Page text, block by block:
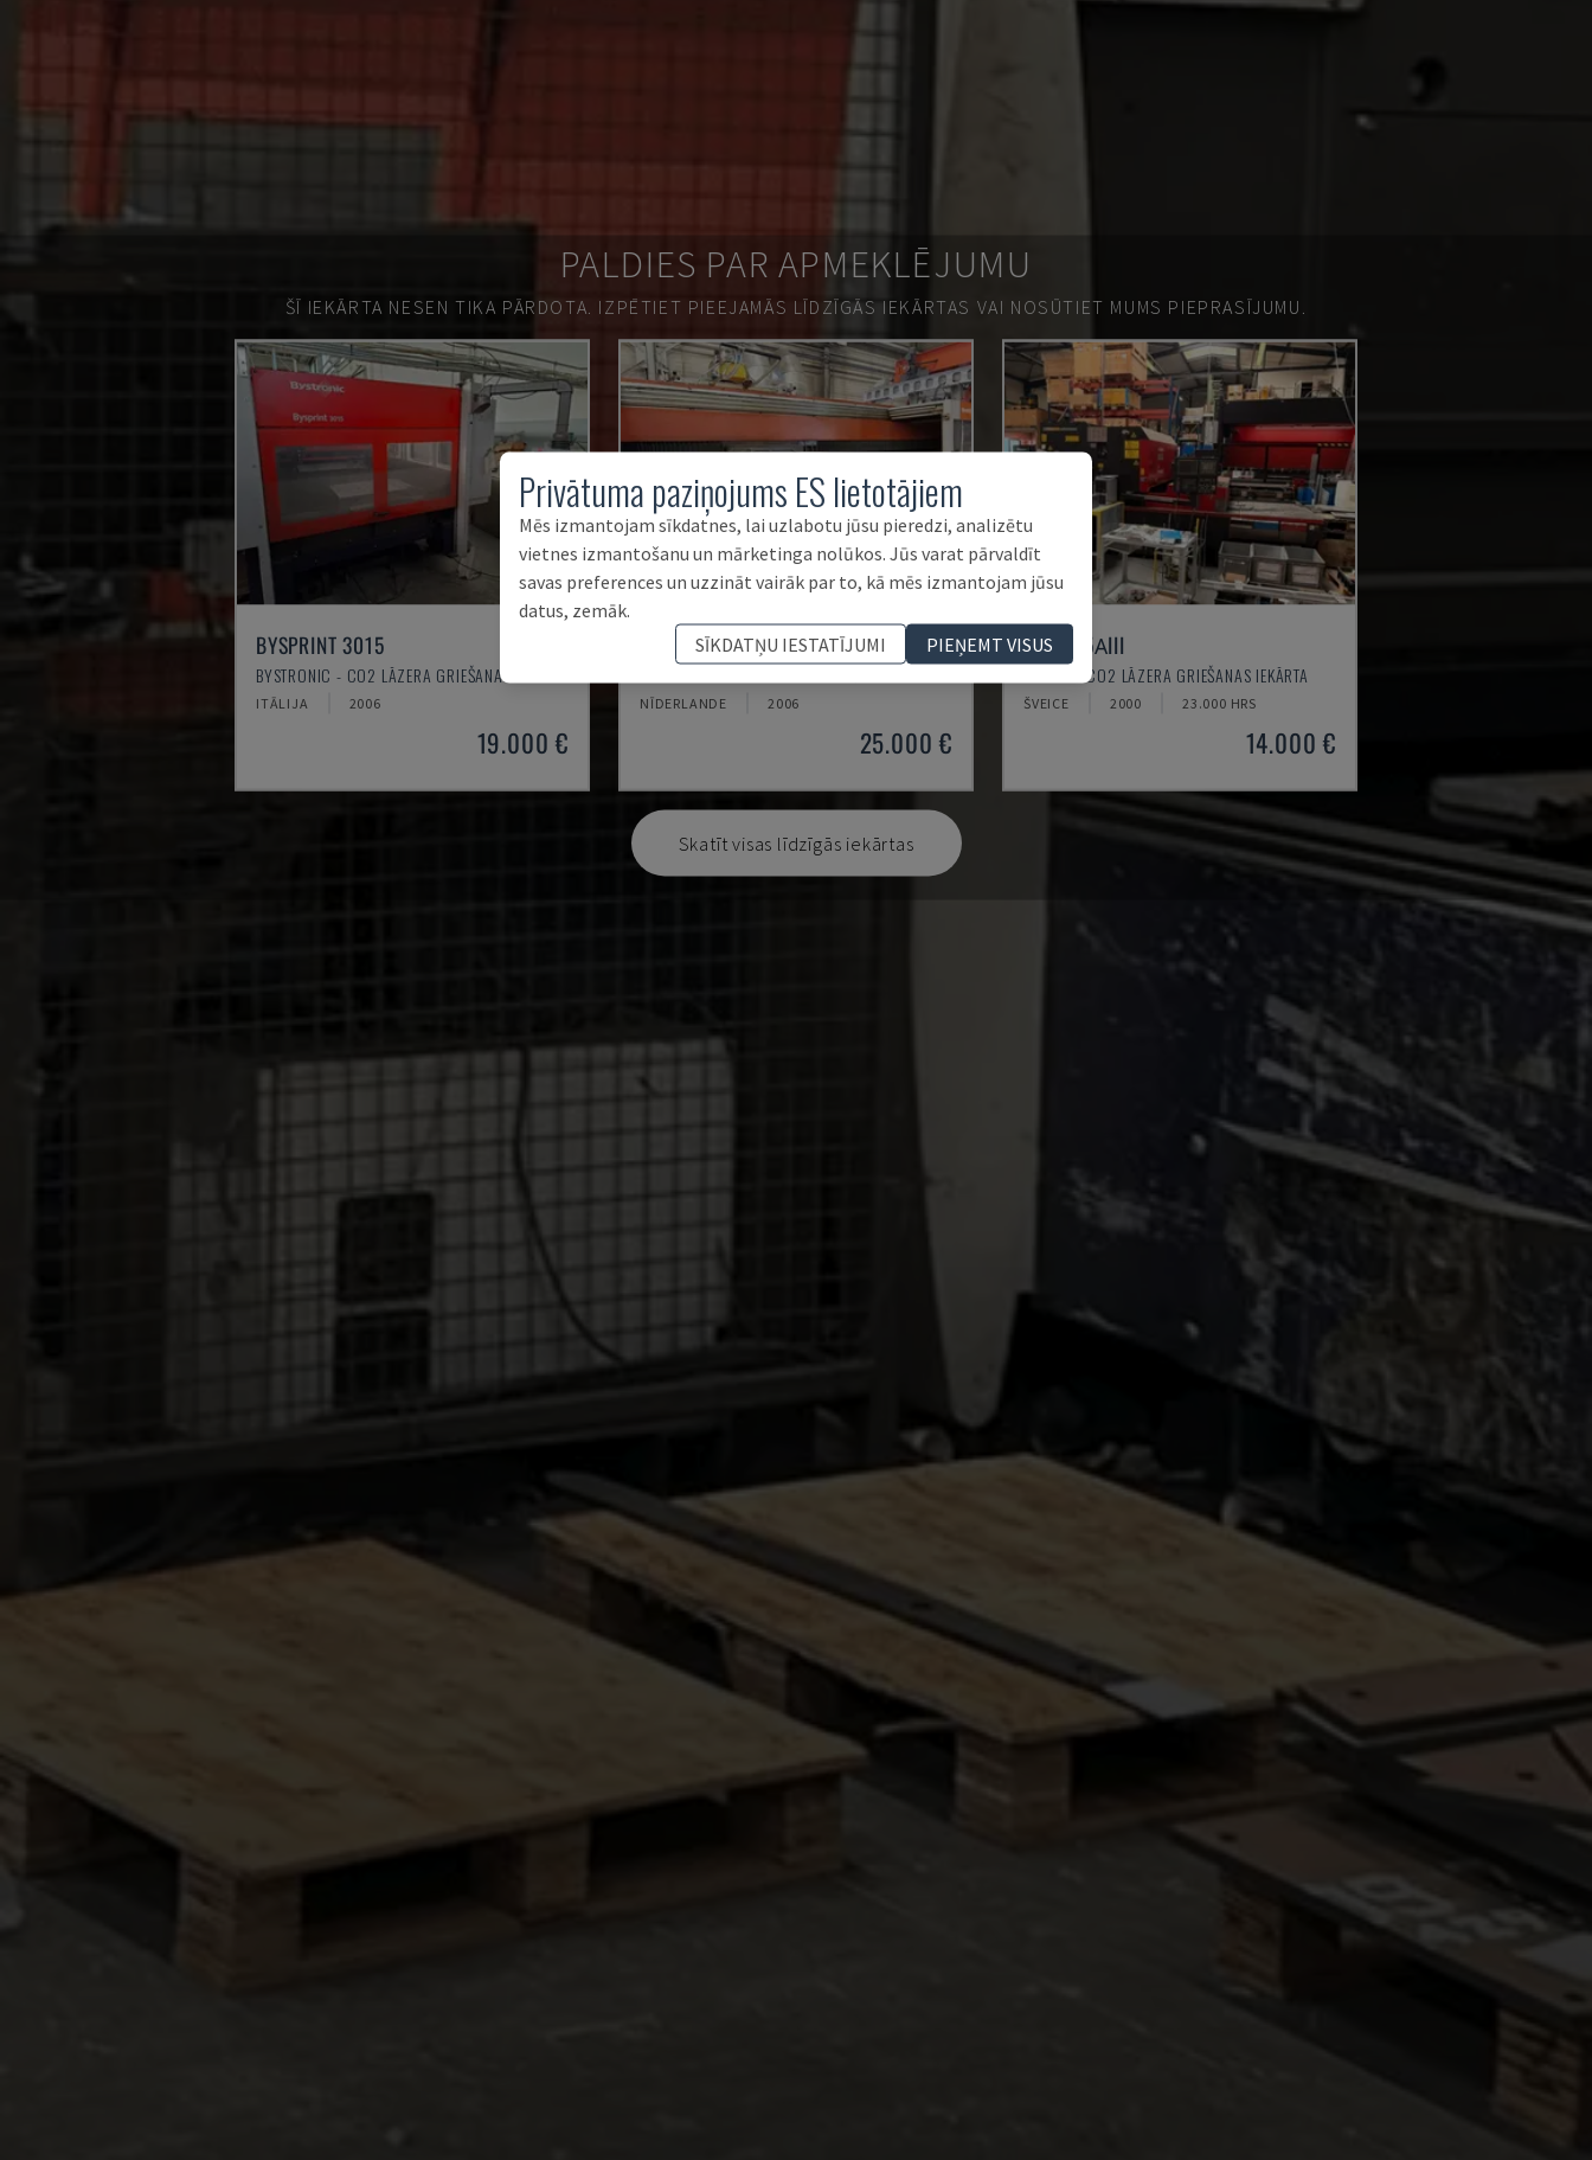
PALDIES PAR APMEKLĒJUMU
ŠĪ IEKĀRTA NESEN TIKA PĀRDOTA. IZPĒTIET PIEEJAMĀS LĪDZĪGĀS IEKĀRTAS VAI NOSŪTIET MUMS PIEPRASĪJUMU.
BYSPRINT 3015
BYSTRONIC - CO2 LĀZERA GRIEŠANAS IEKĀRTA
ITĀLIJA 2006
19.000 €
BYSPEED 3015
NĪDERLANDE 2006
25.000 €
LC-2415ΑIII
AMADA - CO2 LĀZERA GRIEŠANAS IEKĀRTA
ŠVEICE 2000 23.000 HRS
14.000 €
Skatīt visas līdzīgās iekārtas
Privātuma paziņojums ES lietotājiem
Mēs izmantojam sīkdatnes, lai uzlabotu jūsu pieredzi, analizētu
vietnes izmantošanu un mārketinga nolūkos. Jūs varat pārvaldīt
savas preferences un uzzināt vairāk par to, kā mēs izmantojam jūsu
datus, zemāk.
SĪKDATŅU IESTATĪJUMI
PIEŅEMT VISUS